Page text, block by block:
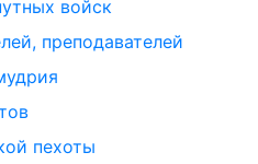
войск
преподавателей
пехоты